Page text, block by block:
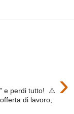
›
e perdi tutto! ⚠️
di lavoro,